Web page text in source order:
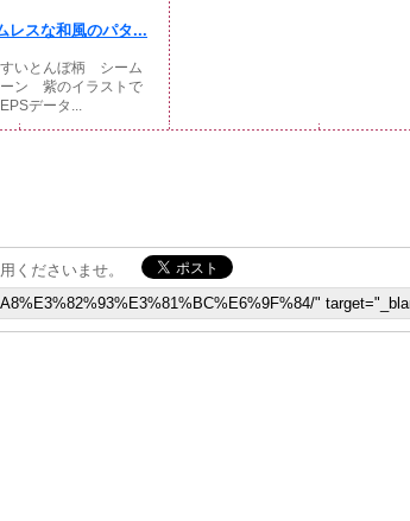
スな和風のパタ...
いとんぼ柄 シーム
ーン 紫のイラストで
データ...
くださいませ。